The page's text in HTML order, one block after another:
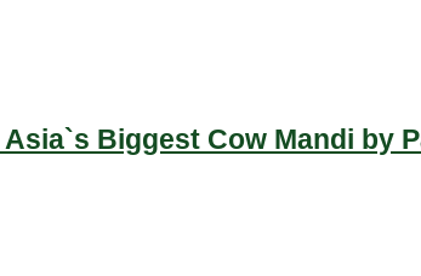
Biggest Cow Mandi by